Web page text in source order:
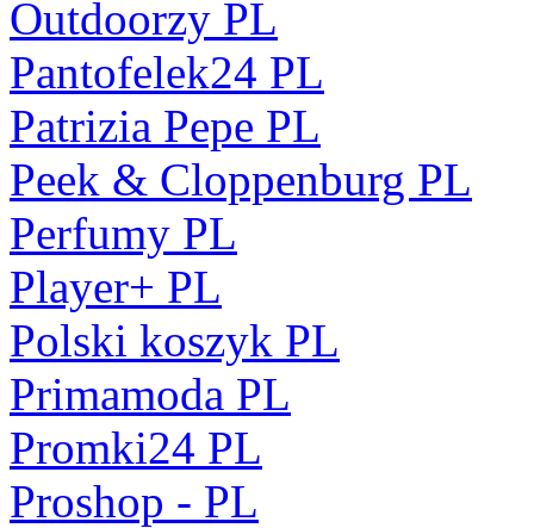
Outdoorzy PL
Pantofelek24 PL
Patrizia Pepe PL
Peek & Cloppenburg PL
Perfumy PL
Player+ PL
Polski koszyk PL
Primamoda PL
Promki24 PL
Proshop - PL